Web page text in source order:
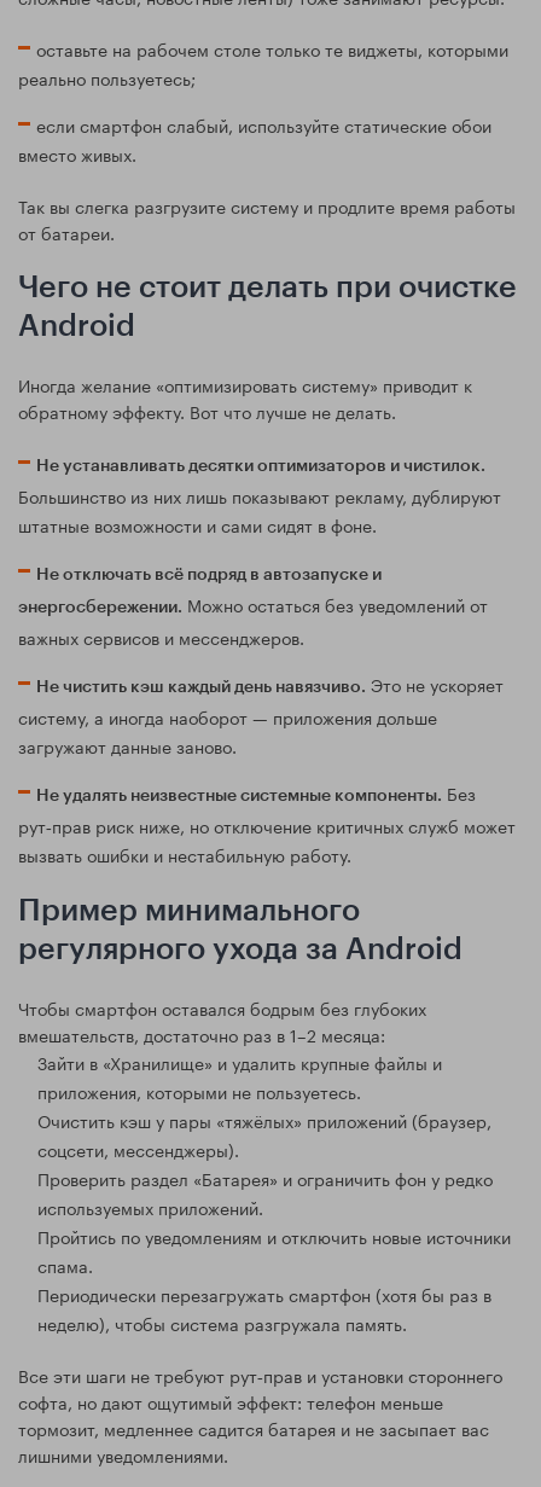
оставьте на рабочем столе только те виджеты, которыми
реально пользуетесь;
если смартфон слабый, используйте статические обои
вместо живых.
Так вы слегка разгрузите систему и продлите время работы
от батареи.
Чего не стоит делать при очистке
Android
Иногда желание «оптимизировать систему» приводит к
обратному эффекту. Вот что лучше не делать.
Не устанавливать десятки оптимизаторов и чистилок.
Большинство из них лишь показывают рекламу, дублируют
штатные возможности и сами сидят в фоне.
Не отключать всё подряд в автозапуске и
энергосбережении. Можно остаться без уведомлений от
важных сервисов и мессенджеров.
Не чистить кэш каждый день навязчиво. Это не ускоряет
систему, а иногда наоборот — приложения дольше
загружают данные заново.
Не удалять неизвестные системные компоненты. Без
рут‑прав риск ниже, но отключение критичных служб может
вызвать ошибки и нестабильную работу.
Пример минимального
регулярного ухода за Android
Чтобы смартфон оставался бодрым без глубоких
вмешательств, достаточно раз в 1–2 месяца:
Зайти в «Хранилище» и удалить крупные файлы и
приложения, которыми не пользуетесь.
Очистить кэш у пары «тяжёлых» приложений (браузер,
соцсети, мессенджеры).
Проверить раздел «Батарея» и ограничить фон у редко
используемых приложений.
Пройтись по уведомлениям и отключить новые источники
спама.
Периодически перезагружать смартфон (хотя бы раз в
неделю), чтобы система разгружала память.
Все эти шаги не требуют рут‑прав и установки стороннего
софта, но дают ощутимый эффект: телефон меньше
тормозит, медленнее садится батарея и не засыпает вас
лишними уведомлениями.